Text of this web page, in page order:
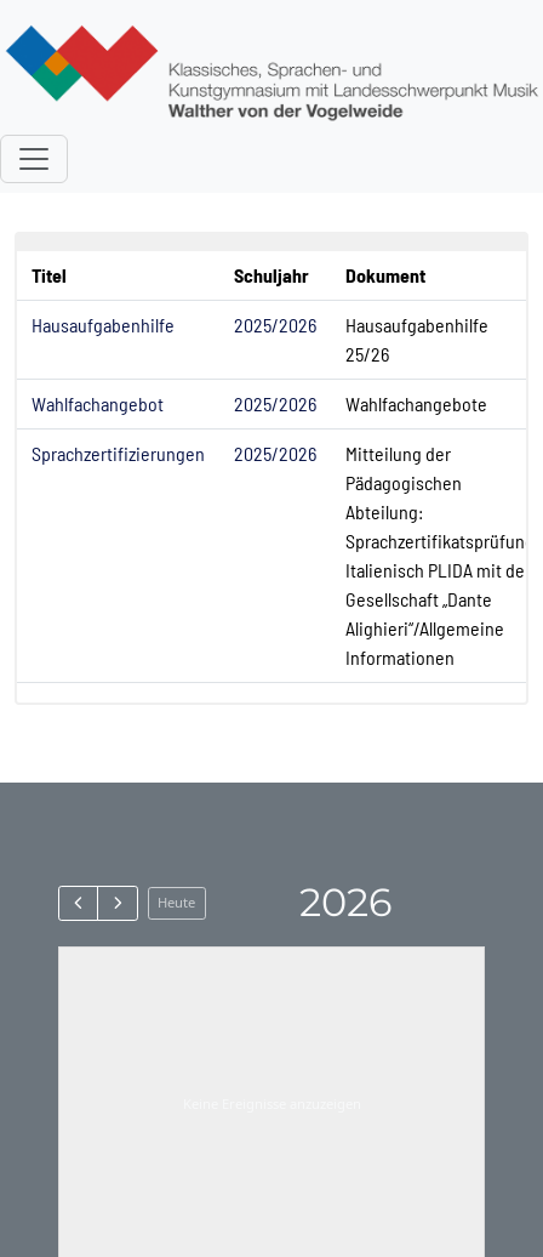
Titel Schuljahr Dokument
Hausaufgabenhilfe 2025/2026
Hausaufgabenhilfe
25/26
Wahlfachangebot 2025/2026 Wahlfachangebote
Sprachzertifizierungen 2025/2026
Mitteilung der
Pädagogischen
Abteilung:
Sprachzertifikatsprüfung
Italienisch PLIDA mit der
Gesellschaft „Dante
Alighieri“/Allgemeine
Informationen
Heute 2026